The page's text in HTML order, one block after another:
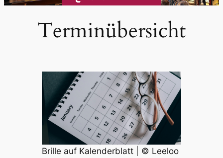
Terminübersicht
Brille auf Kalenderblatt | © Leeloo